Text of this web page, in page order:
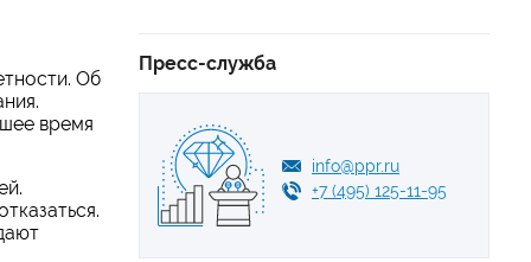
Об
время
Пресс-служба
info@ppr.ru
+7 (495) 125-11-95